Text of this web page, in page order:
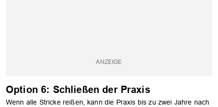
Option 6: Schließen der Praxis
Wenn alle Stricke reißen, kann die Praxis bis zu zwei Jahre nach